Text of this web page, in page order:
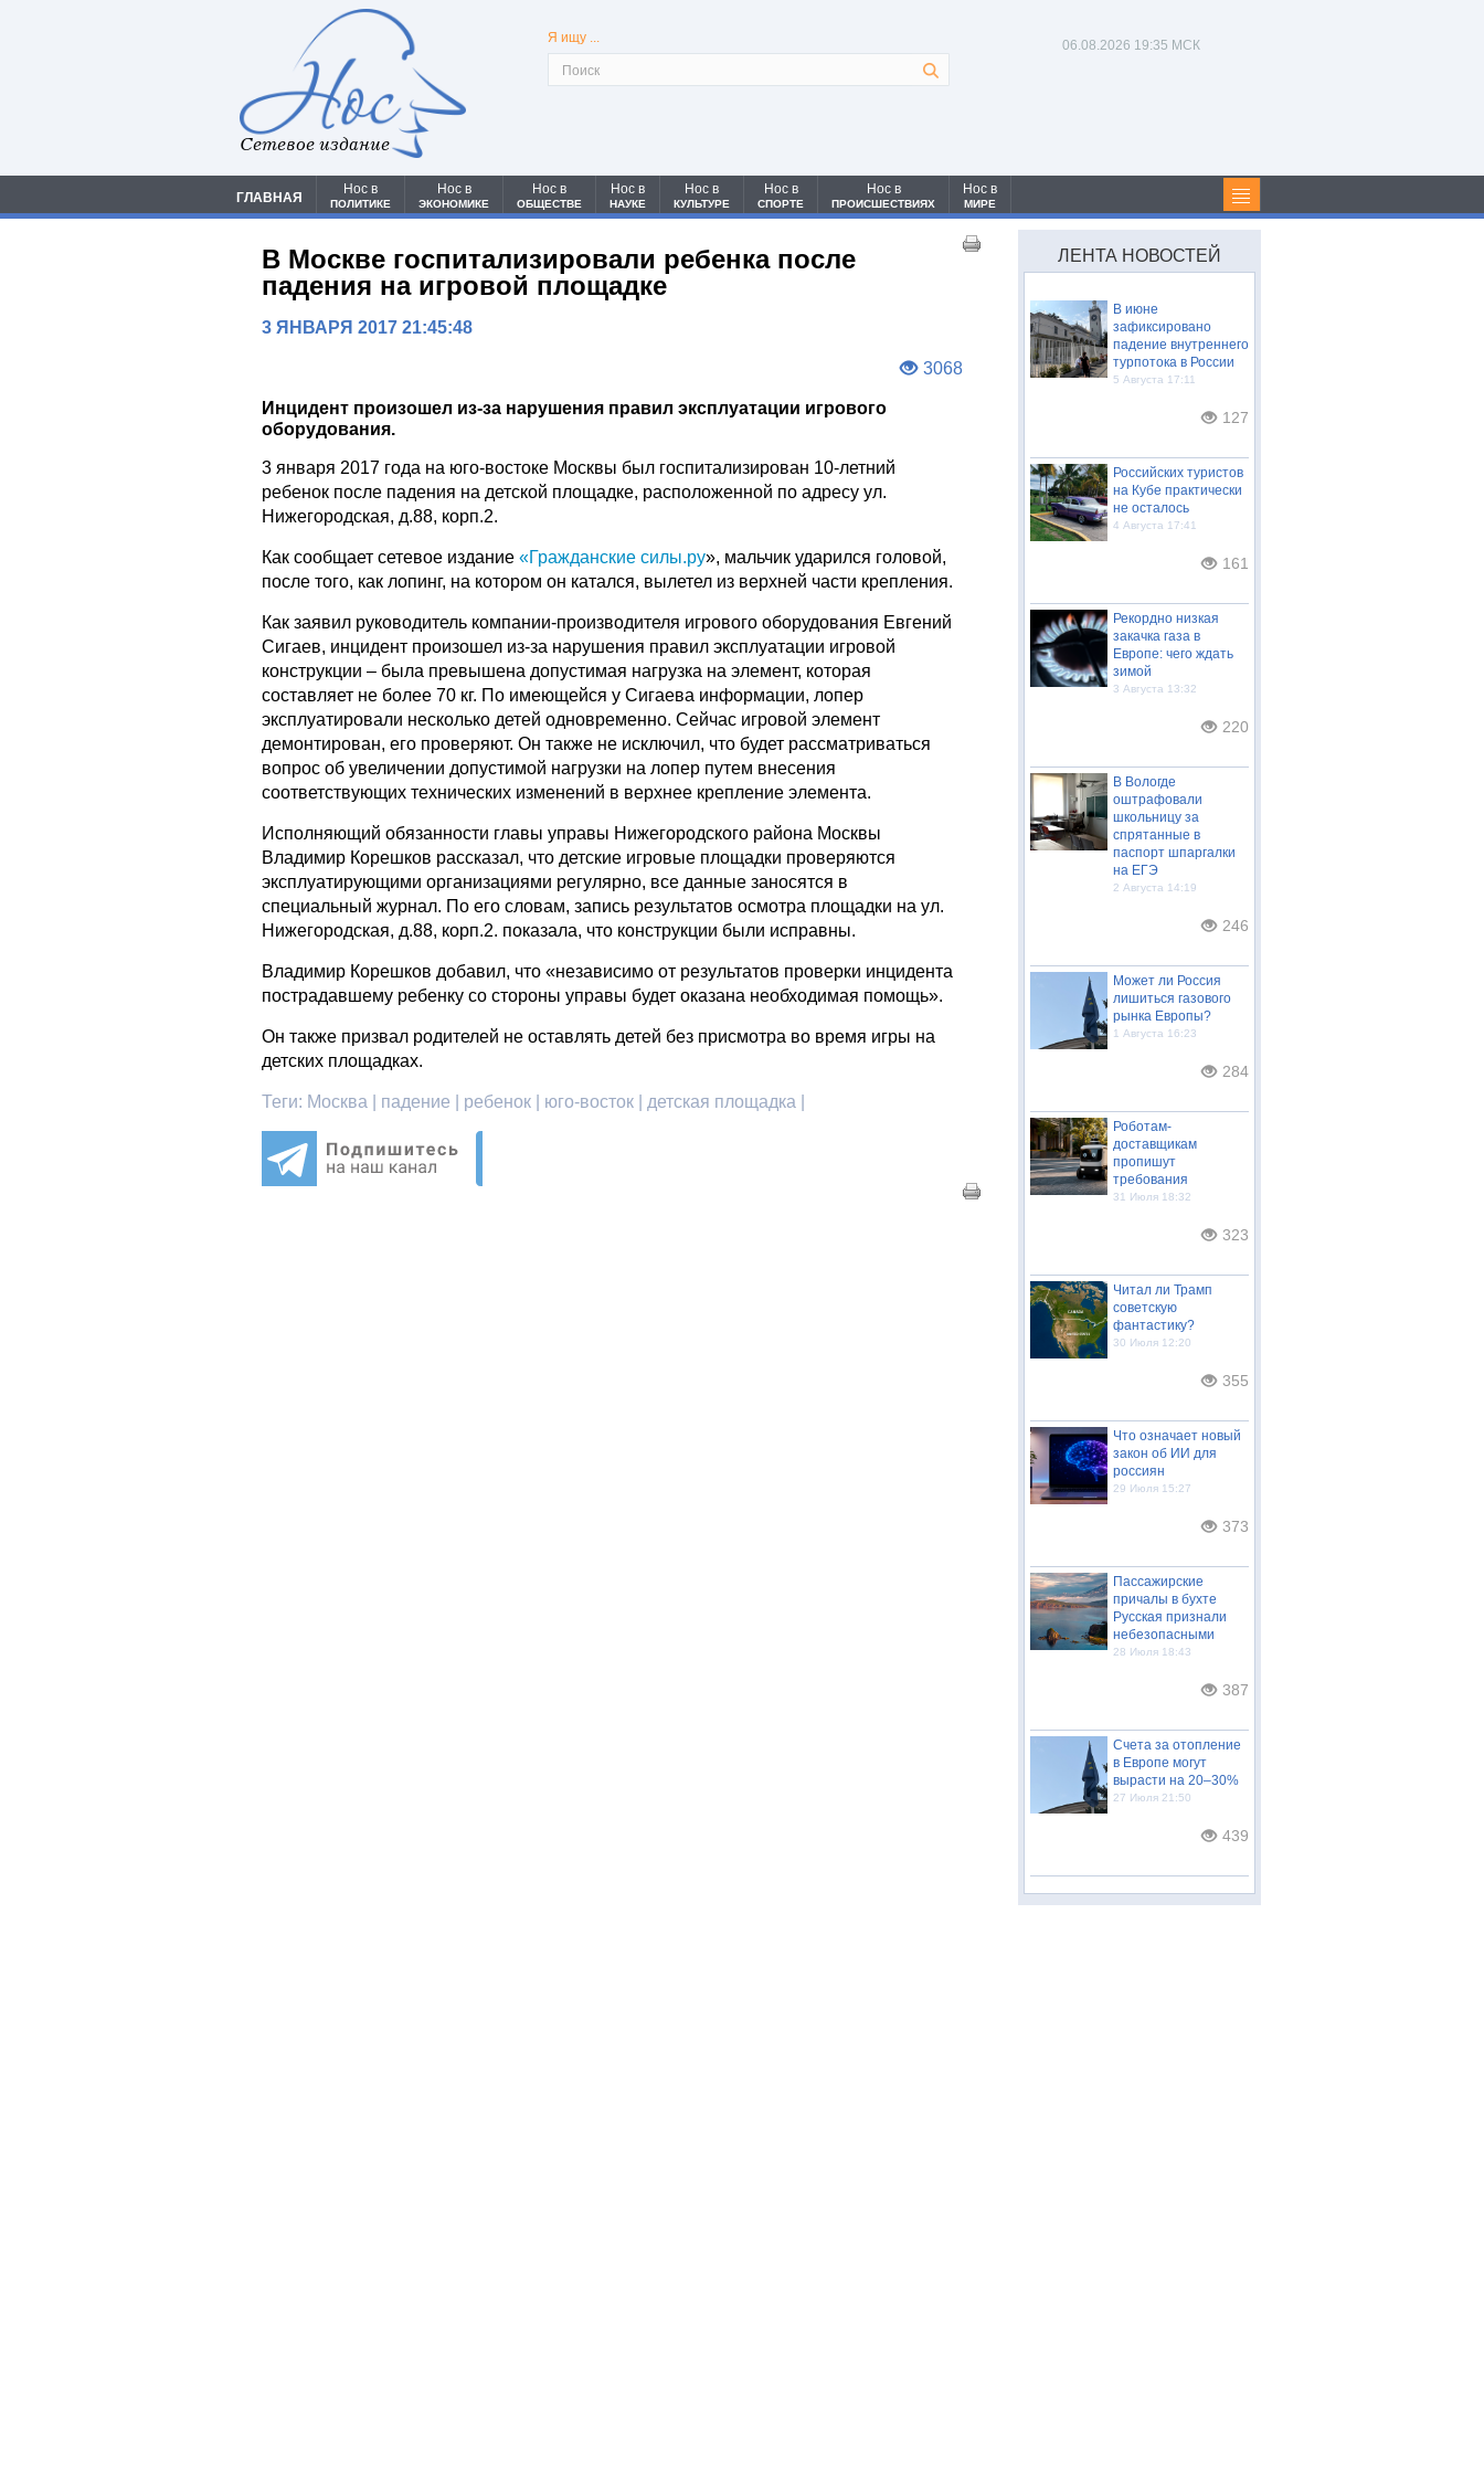
Сетевое издание
Я ищу ... 06.08.2026 19:35 МСК
ГЛАВНАЯ
Нос в
ПОЛИТИКЕ
Нос в
ЭКОНОМИКЕ
Нос в
ОБЩЕСТВЕ
Нос в
НАУКЕ
Нос в
КУЛЬТУРЕ
Нос в
СПОРТЕ
Нос в
ПРОИСШЕСТВИЯХ
Нос в
МИРЕ
В Москве госпитализировали ребенка после
падения на игровой площадке
3 ЯНВАРЯ 2017 21:45:48
3068
Инцидент произошел из-за нарушения правил эксплуатации игрового
оборудования.
3 января 2017 года на юго-востоке Москвы был госпитализирован 10-летний
ребенок после падения на детской площадке, расположенной по адресу ул.
Нижегородская, д.88, корп.2.
Как сообщает сетевое издание«Гражданские силы.ру», мальчик ударился головой,
после того, как лопинг, на котором он катался, вылетел из верхней части крепления.
Как заявил руководитель компании-производителя игрового оборудования Евгений
Сигаев, инцидент произошел из-за нарушения правил эксплуатации игровой
конструкции – была превышена допустимая нагрузка на элемент, которая
составляет не более 70 кг. По имеющейся у Сигаева информации, лопер
эксплуатировали несколько детей одновременно. Сейчас игровой элемент
демонтирован, его проверяют. Он также не исключил, что будет рассматриваться
вопрос об увеличении допустимой нагрузки на лопер путем внесения
соответствующих технических изменений в верхнее крепление элемента.
Исполняющий обязанности главы управы Нижегородского района Москвы
Владимир Корешков рассказал, что детские игровые площадки проверяются
эксплуатирующими организациями регулярно, все данные заносятся в
специальный журнал. По его словам, запись результатов осмотра площадки на ул.
Нижегородская, д.88, корп.2. показала, что конструкции были исправны.
Владимир Корешков добавил, что «независимо от результатов проверки инцидента
пострадавшему ребенку со стороны управы будет оказана необходимая помощь».
Он также призвал родителей не оставлять детей без присмотра во время игры на
детских площадках.
Теги: Москва | падение | ребенок | юго-восток | детская площадка |
ЛЕНТА НОВОСТЕЙ
В июне
зафиксировано
падение внутреннего
турпотока в России
5 Августа 17:11
127
Российских туристов
на Кубе практически
не осталось
4 Августа 17:41
161
Рекордно низкая
закачка газа в
Европе: чего ждать
зимой
3 Августа 13:32
220
В Вологде
оштрафовали
школьницу за
спрятанные в
паспорт шпаргалки
на ЕГЭ
2 Августа 14:19
246
Может ли Россия
лишиться газового
рынка Европы?
1 Августа 16:23
284
Роботам-
доставщикам
пропишут
требования
31 Июля 18:32
323
Читал ли Трамп
советскую
фантастику?
30 Июля 12:20
355
Что означает новый
закон об ИИ для
россиян
29 Июля 15:27
373
Пассажирские
причалы в бухте
Русская признали
небезопасными
28 Июля 18:43
387
Счета за отопление
в Европе могут
вырасти на 20–30%
27 Июля 21:50
439